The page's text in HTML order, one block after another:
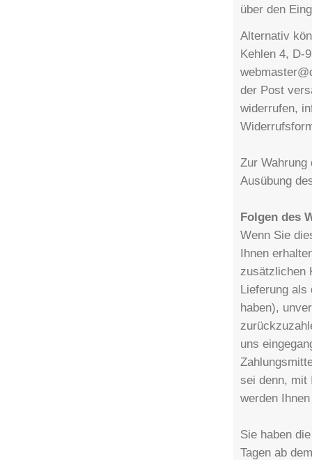
über den
Alternativ
Kehlen 4, D-
der Post
widerrufen,
Zur
Ausübung
Folgen des
Wenn Sie
Ihnen
zusätzlichen
Lieferung als
haben),
uns
sei denn, mit
werden
Sie haben
Tagen ab